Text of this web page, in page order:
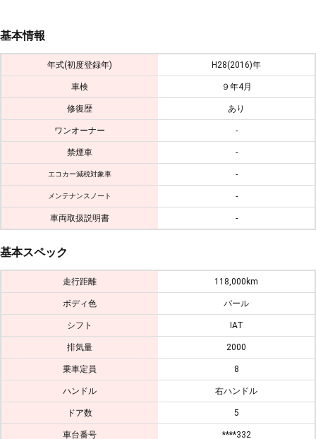
基本情報
年式(初度登録年) H28(2016)年
車検 ９年4月
修復歴 あり
ワンオーナー -
禁煙車 -
エコカー減税対象車 -
メンテナンスノート -
車両取扱説明書 -
基本スペック
走行距離 118,000km
ボディ色 パール
シフト IAT
排気量 2000
乗車定員 8
ハンドル 右ハンドル
ドア数 5
車台番号 ****332